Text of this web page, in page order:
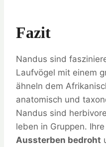
Fazit
Nandus sind
Laufvögel mit einem
ähneln dem
anatomisch und
Nandus sind
leben in Gruppen.
Aussterben bedroht